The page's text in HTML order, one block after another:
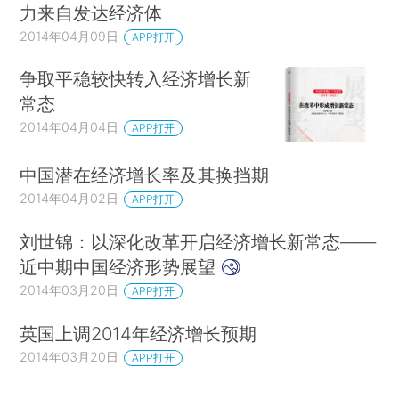
力来自发达经济体
2014年04月09日 APP打开
争取平稳较快转入经济增长新
常态
2014年04月04日 APP打开
中国潜在经济增长率及其换挡期
2014年04月02日 APP打开
刘世锦：以深化改革开启经济增长新常态——
近中期中国经济形势展望
2014年03月20日 APP打开
英国上调2014年经济增长预期
2014年03月20日 APP打开